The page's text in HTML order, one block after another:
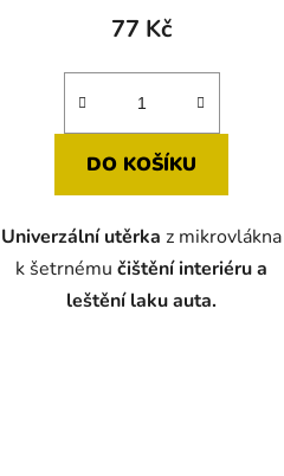
produktu
5,0
z
hvězdiček.
77 Kč
DO KOŠÍKU
Univerzální utěrka z mikrovlákna
k šetrnémučištění interiéru a
leštění laku auta.